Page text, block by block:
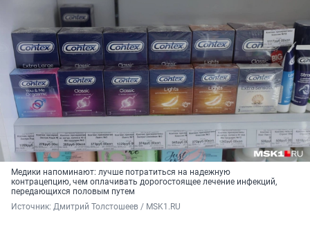
Медики напоминают: лучше потратиться на надежную
контрацепцию, чем оплачивать дорогостоящее лечение инфекций,
передающихся половым путем
Источник: Дмитрий Толстошеев / MSK1.RU